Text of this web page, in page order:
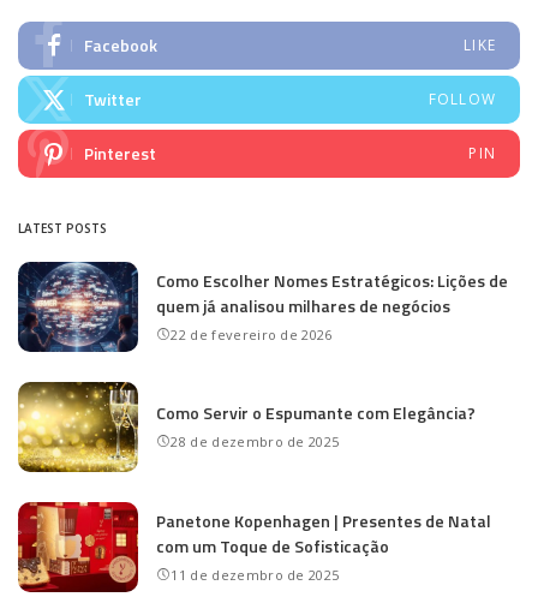
Facebook LIKE
Twitter FOLLOW
Pinterest PIN
LATEST POSTS
Como Escolher Nomes Estratégicos: Lições de
quem já analisou milhares de negócios
22 de fevereiro de 2026
Como Servir o Espumante com Elegância?
28 de dezembro de 2025
Panetone Kopenhagen | Presentes de Natal
com um Toque de Sofisticação
11 de dezembro de 2025